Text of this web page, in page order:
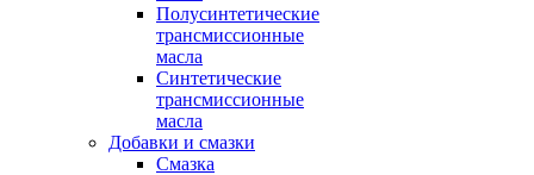
Полусинтетические
трансмиссионные
масла
Синтетические
трансмиссионные
масла
Добавки и смазки
Смазка